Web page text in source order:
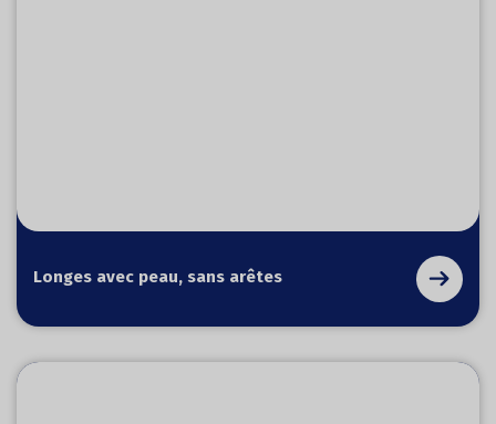
Longes avec peau, sans arêtes